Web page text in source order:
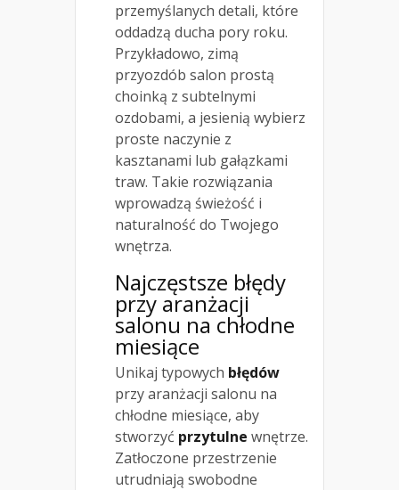
przemyślanych detali, które
oddadzą ducha pory roku.
Przykładowo, zimą
przyozdób salon prostą
choinką z subtelnymi
ozdobami, a jesienią wybierz
proste naczynie z
kasztanami lub gałązkami
traw. Takie rozwiązania
wprowadzą świeżość i
naturalność do Twojego
wnętrza.
Najczęstsze błędy
przy aranżacji
salonu na chłodne
miesiące
Unikaj typowych błędów
przy aranżacji salonu na
chłodne miesiące, aby
stworzyć przytulne wnętrze.
Zatłoczone przestrzenie
utrudniają swobodne